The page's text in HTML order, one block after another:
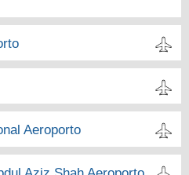
Aeroporto